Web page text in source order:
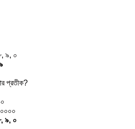
৯, ০
প্রতীক?
৯, ০